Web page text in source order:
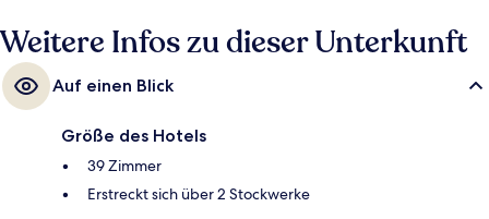
Weitere Infos zu dieser Unterkunft
Auf einen Blick
Größe des Hotels
39 Zimmer
Erstreckt sich über 2 Stockwerke